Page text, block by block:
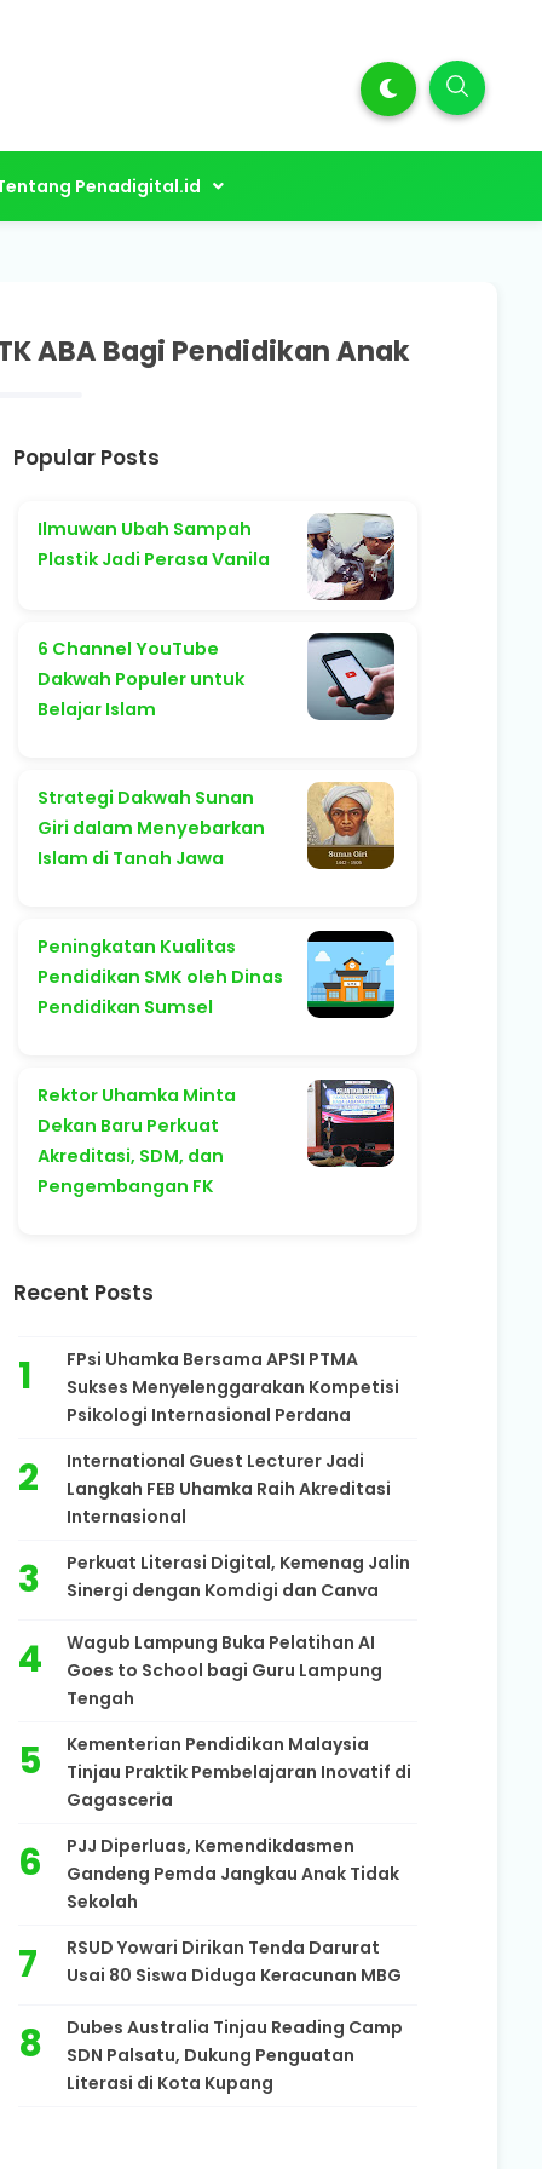
Penadigital.id
ABA Bagi Pendidikan Anak
Popular Posts
Ilmuwan Ubah Sampah
Plastik Jadi Perasa Vanila
6 Channel YouTube
Dakwah Populer untuk
Belajar Islam
Strategi Dakwah Sunan
Giri dalam Menyebarkan
Islam di Tanah Jawa
Peningkatan Kualitas
Pendidikan SMK oleh Dinas
Pendidikan Sumsel
Rektor Uhamka Minta
Dekan Baru Perkuat
Akreditasi, SDM, dan
Pengembangan FK
Recent Posts
FPsi Uhamka Bersama APSI PTMA
Sukses Menyelenggarakan Kompetisi
Psikologi Internasional Perdana
International Guest Lecturer Jadi
Langkah FEB Uhamka Raih Akreditasi
Internasional
Perkuat Literasi Digital, Kemenag Jalin
Sinergi dengan Komdigi dan Canva
Wagub Lampung Buka Pelatihan AI
Goes to School bagi Guru Lampung
Tengah
Kementerian Pendidikan Malaysia
Tinjau Praktik Pembelajaran Inovatif di
Gagasceria
PJJ Diperluas, Kemendikdasmen
Gandeng Pemda Jangkau Anak Tidak
Sekolah
RSUD Yowari Dirikan Tenda Darurat
Usai 80 Siswa Diduga Keracunan MBG
Dubes Australia Tinjau Reading Camp
SDN Palsatu, Dukung Penguatan
Literasi di Kota Kupang